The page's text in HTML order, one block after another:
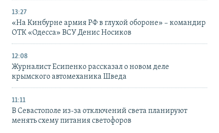
13:27
«На Кинбурне армия РФ в глухой обороне» – командир
ОТК «Одесса» ВСУ Денис Носиков
12:08
Журналист Есипенко рассказал о новом деле
крымского автомеханика Шведа
11:11
В Севастополе из-за отключений света планируют
менять схему питания светофоров